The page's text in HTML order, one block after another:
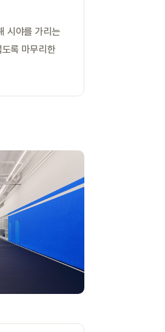
시야를 가리는
록 마무리한